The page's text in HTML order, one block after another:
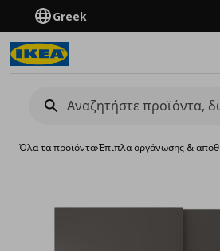
Greek
Όλα τα προϊόντα›Έπιπλα οργάνωσης &